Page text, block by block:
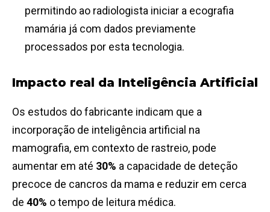
permitindo ao radiologista iniciar a ecografia
mamária já com dados previamente
processados por esta tecnologia.
Impacto real da Inteligência Artificial
Os estudos do fabricante indicam que a
incorporação de inteligência artificial na
mamografia, em contexto de rastreio, pode
aumentar em até 30% a capacidade de deteção
precoce de cancros da mama e reduzir em cerca
de 40% o tempo de leitura médica.